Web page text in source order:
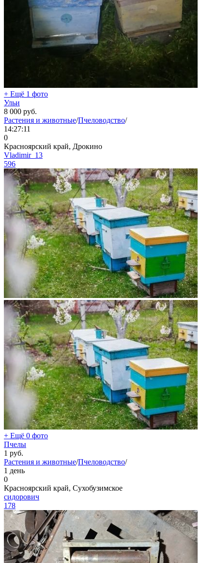
+ Ещё 1 фото
Ульи
8 000 руб.
Растения и животные/Пчеловодство/
14:27:11
0
Красноярский край, Дрокино
Vladimir_13
596
+ Ещё 0 фото
Пчелы
1 руб.
Растения и животные/Пчеловодство/
1 день
0
Красноярский край, Сухобузимское
сидорович
178